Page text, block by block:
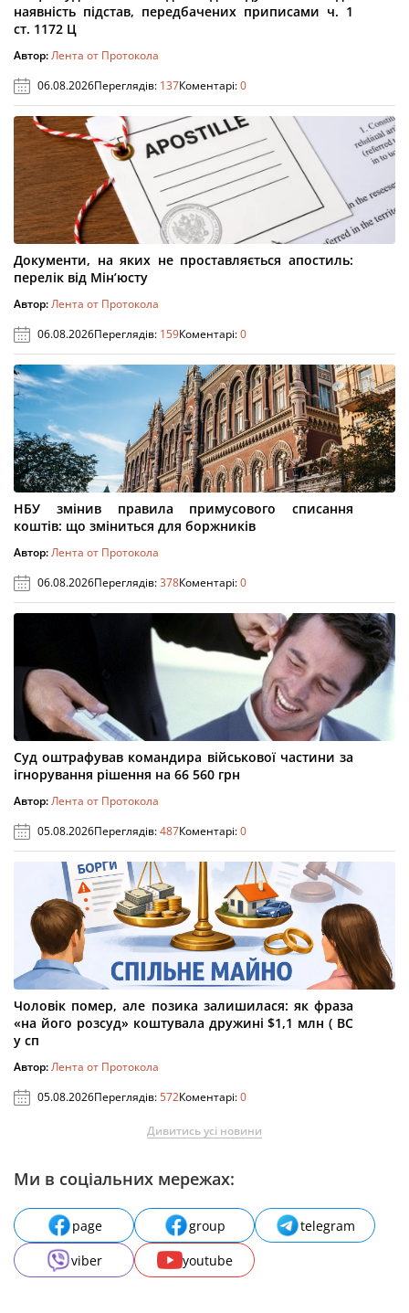
наявність підстав, передбачених приписами ч. 1
ст. 1172 Ц
Автор:Лента от Протокола
06.08.2026Переглядів: 137Коментарі:0
Документи, на яких не проставляється апостиль:
перелік від Мін’юсту
Автор:Лента от Протокола
06.08.2026Переглядів: 159Коментарі:0
НБУ змінив правила примусового списання
коштів: що зміниться для боржників
Автор:Лента от Протокола
06.08.2026Переглядів:378Коментарі:0
Суд оштрафував командира військової частини за
ігнорування рішення на 66 560 грн
Автор:Лента от Протокола
05.08.2026Переглядів:487Коментарі:0
Чоловік помер, але позика залишилася: як фраза
«на його розсуд» коштувала дружині $1,1 млн ( ВС
у сп
Автор:Лента от Протокола
05.08.2026Переглядів:572Коментарі:0
Дивитись усі новини
Ми в соціальних мережах:
page group
telegram
viber
youtube